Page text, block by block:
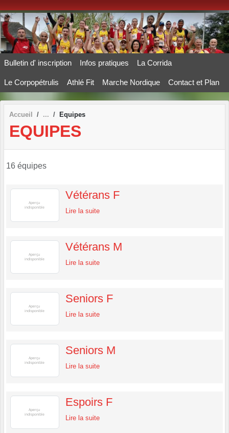
Bulletin d' inscription Infos pratiques La Corrida
Le Corpopétrulis Athlé Fit Marche Nordique Contact et Plan
Accueil Equipes
EQUIPES
16 équipes
Vétérans F
Lire la suite
Vétérans M
Lire la suite
Seniors F
Lire la suite
Seniors M
Lire la suite
Espoirs F
Lire la suite